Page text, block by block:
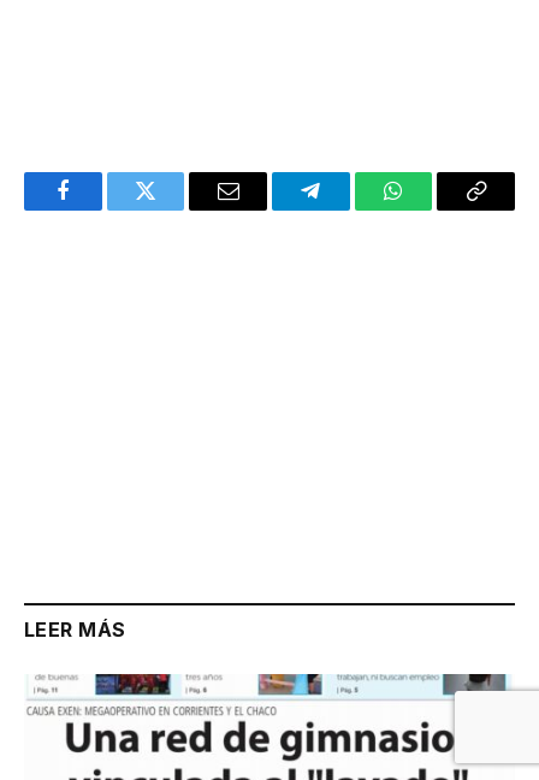
FacebookTwitter Email TelegramWhatsAppCopy
LEER MÁS